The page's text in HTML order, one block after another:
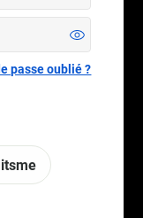
passe oublié ?